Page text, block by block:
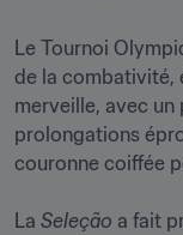
Le Tournoi
de la combativité,
merveille, avec
prolongations
couronne coiffée
La Seleção a fait